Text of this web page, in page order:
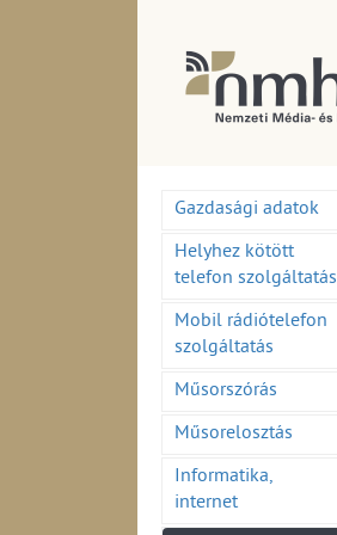
Gazdasági adatok
Helyhez kötött
telefon szolgáltatás
Mobil rádiótelefon
szolgáltatás
Műsorszórás
Műsorelosztás
Informatika,
internet